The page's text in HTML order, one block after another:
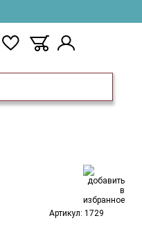
Артикул: 1729